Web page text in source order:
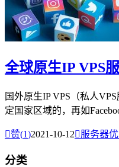
全球原生IP VPS
国外原生IP VPS（私人
定国家区域的，再如
赞(1)2021-10-12服务器
分类